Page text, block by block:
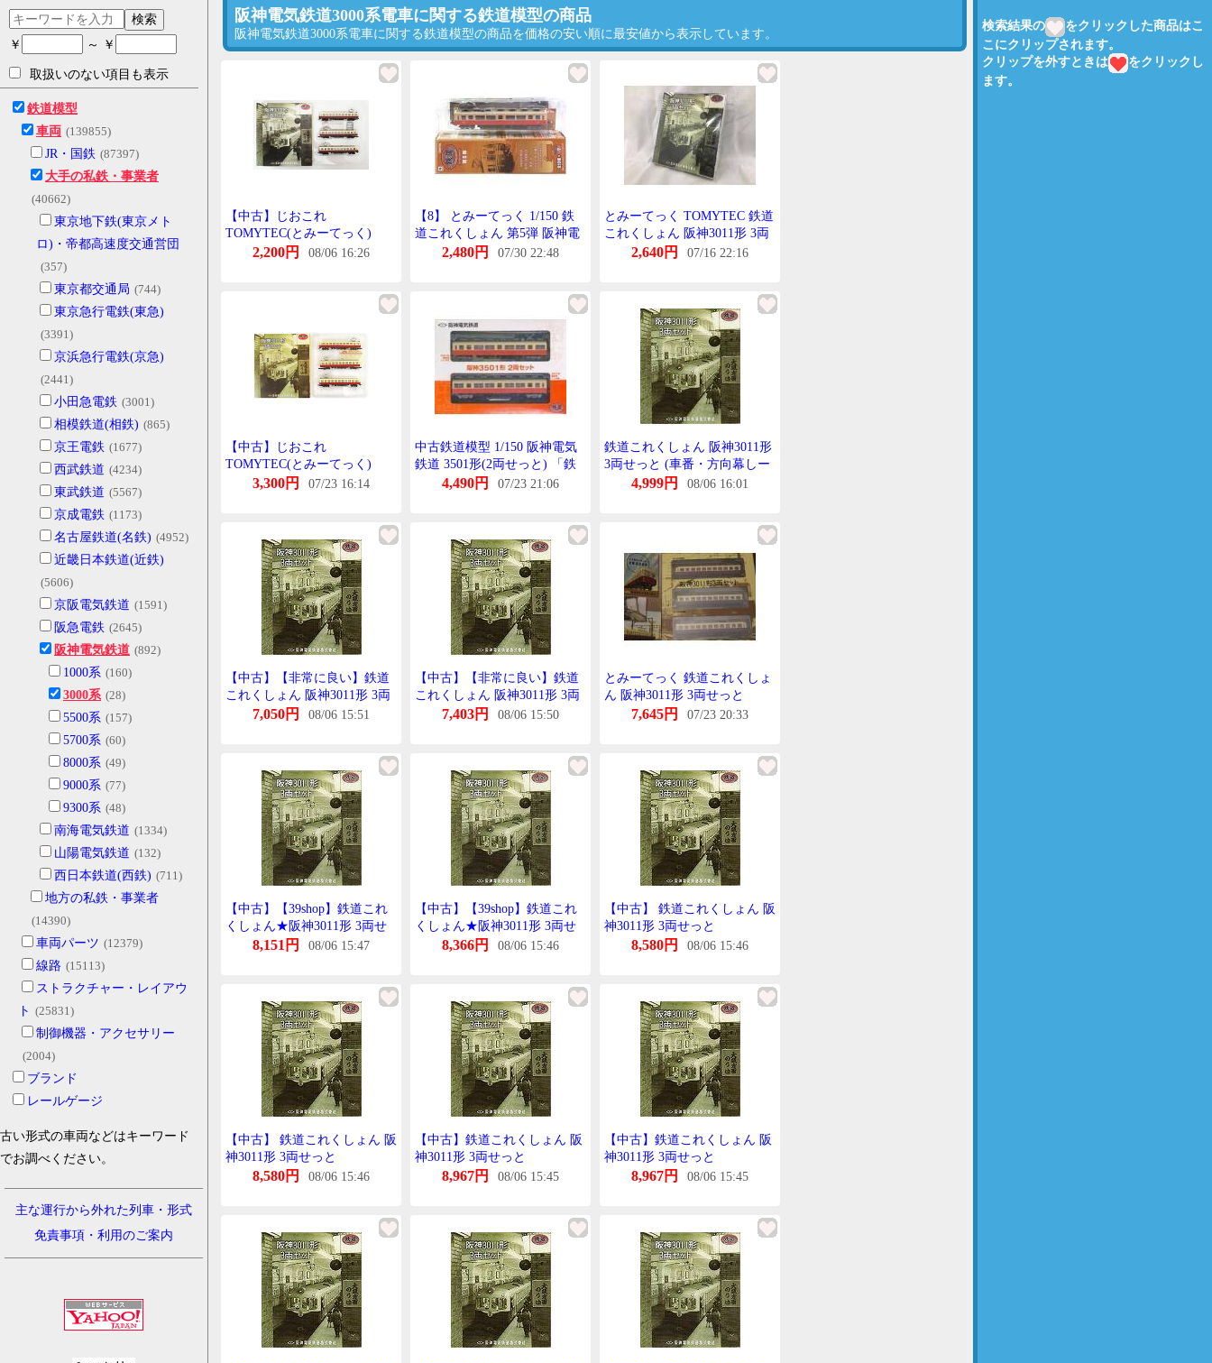
検索
￥ ～ ￥
取扱いのない項目も表示
鉄道模型
車両 (139855)
JR・国鉄 (87397)
大手の私鉄・事業者
(40662)
東京地下鉄(東京メト
ロ)・帝都高速度交通営団
(357)
東京都交通局 (744)
東京急行電鉄(東急)
(3391)
京浜急行電鉄(京急)
(2441)
小田急電鉄 (3001)
相模鉄道(相鉄) (865)
京王電鉄 (1677)
西武鉄道 (4234)
東武鉄道 (5567)
京成電鉄 (1173)
名古屋鉄道(名鉄) (4952)
近畿日本鉄道(近鉄)
(5606)
京阪電気鉄道 (1591)
阪急電鉄 (2645)
阪神電気鉄道 (892)
1000系 (160)
3000系 (28)
5500系 (157)
5700系 (60)
8000系 (49)
9000系 (77)
9300系 (48)
南海電気鉄道 (1334)
山陽電気鉄道 (132)
西日本鉄道(西鉄) (711)
地方の私鉄・事業者
(14390)
車両パーツ (12379)
線路 (15113)
ストラクチャー・レイアウ
ト (25831)
制御機器・アクセサリー
(2004)
ブランド
レールゲージ
古い形式の車両などはキーワード
でお調べください。
主な運行から外れた列車・形式
免責事項・利用のご案内
検索結果の
をクリックした商品はこ
こにクリップされます。
クリップを外すときは
をクリックし
ます。
阪神電気鉄道3000系電車に関する鉄道模型の商品
阪神電気鉄道3000系電車に関する鉄道模型の商品を価格の安い順に最安値から表示しています。
【中古】じおこれ
TOMYTEC(とみーてっく)
(K205-K207) 鉄道これくしょ
2,200円 08/06 16:26
【8】 とみーてっく 1/150 鉄
道これくしょん 第5弾 阪神電
気鉄道 3301形 単品
2,480円 07/30 22:48
とみーてっく TOMYTEC 鉄道
これくしょん 阪神3011形 3両
せっと2,640円 07/16 22:16
【中古】じおこれ
TOMYTEC(とみーてっく)
(K205-K207) 鉄道これくしょ
荷時の塗装むら等はご容赦下
3,300円 07/23 16:14
中古鉄道模型 1/150 阪神電気
鉄道 3501形(2両せっと) 「鉄
道これくしょん」
4,490円 07/23 21:06
鉄道これくしょん 阪神3011形
3両せっと (車番・方向幕しー
る付き)阪神電気鉄道 鉄これ
4,999円 08/06 16:01
【中古】【非常に良い】鉄道
これくしょん 阪神3011形 3両
せっと d2ldlup
7,050円 08/06 15:51
【中古】【非常に良い】鉄道
これくしょん 阪神3011形 3両
せっと d2ldlup
7,403円 08/06 15:50
とみーてっく 鉄道これくしょ
ん 阪神3011形 3両せっと
4544950001299
7,645円 07/23 20:33
【中古】【39shop】鉄道これ
くしょん★阪神3011形 3両せ
っと(良い)
8,151円 08/06 15:47
【中古】【39shop】鉄道これ
くしょん★阪神3011形 3両せ
っと(良い)
8,366円 08/06 15:46
【中古】 鉄道これくしょん 阪
神3011形 3両せっと
8,580円 08/06 15:46
【中古】 鉄道これくしょん 阪
神3011形 3両せっと
8,580円 08/06 15:46
【中古】鉄道これくしょん 阪
神3011形 3両せっと
8,967円 08/06 15:45
【中古】鉄道これくしょん 阪
神3011形 3両せっと
8,967円 08/06 15:45